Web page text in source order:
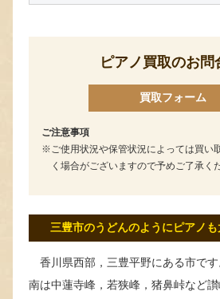
ピアノ買取のお問
買取フォーム
ご注意事項
ご使用状況や保管状況によっては買い
く場合がございますので予めご了承く
三豊市のうどんのようにピアノ
香川県西部，三豊平野にある市です
南は中蓮寺峰，若狭峰，猪鼻峠など